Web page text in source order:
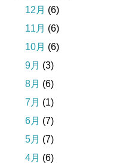
12月 (6)
11月 (6)
10月 (6)
9月 (3)
8月 (6)
7月 (1)
6月 (7)
5月 (7)
4月 (6)